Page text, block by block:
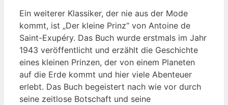
Ein weiterer Klassiker, der nie aus der Mode
kommt, ist „Der kleine Prinz“ von Antoine de
Saint-Exupéry. Das Buch wurde erstmals im Jahr
1943 veröffentlicht und erzählt die Geschichte
eines kleinen Prinzen, der von einem Planeten
auf die Erde kommt und hier viele Abenteuer
erlebt. Das Buch begeistert nach wie vor durch
seine zeitlose Botschaft und seine